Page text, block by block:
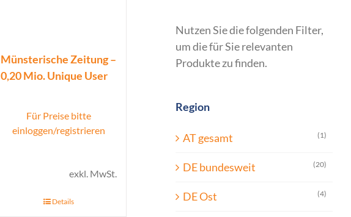
Münsterische Zeitung –
0,20 Mio. Unique User
Für Preise bitte
einloggen/registrieren
exkl. MwSt.
Details
Nutzen Sie die folgenden Filter,
um die für Sie relevanten
Produkte zu finden.
Region
AT gesamt (1)
DE bundesweit (20)
DE Ost (4)